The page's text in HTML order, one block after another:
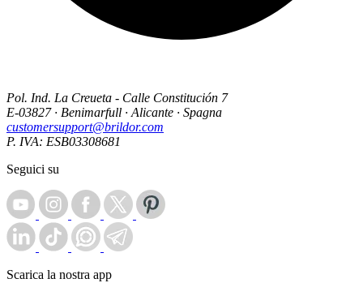
Pol. Ind. La Creueta - Calle Constitución 7
E-03827 · Benimarfull · Alicante · Spagna
customersupport@brildor.com
P. IVA: ESB03308681
Seguici su
Scarica la nostra app